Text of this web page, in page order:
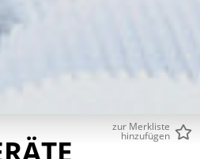
zur Merkliste
hinzufügen